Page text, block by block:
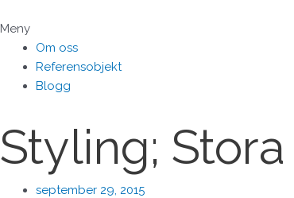
till
innehåll
Meny
Om oss
Referensobjekt
Blogg
Styling;
september 29, 2015